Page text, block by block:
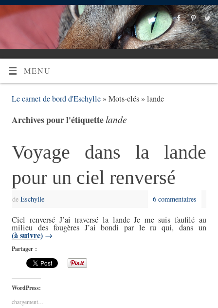
MENU
Le carnet de bord d'Eschylle » Mots-clés » lande
Archives pour l'étiquettelande
Voyage dans la lande
pour un ciel renversé
deEschylle 6 commentaires
Ciel renversé J’ai traversé la lande Je me suis faufilé au
milieu des fougères J’ai bondi par le ru qui, dans un
(à suivre) →
Partager :
WordPress:
chargement…